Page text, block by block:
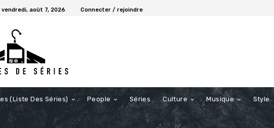
vendredi, août 7, 2026 Connecter / rejoindre
(Liste Des Séries) People Séries Culture Musique Style